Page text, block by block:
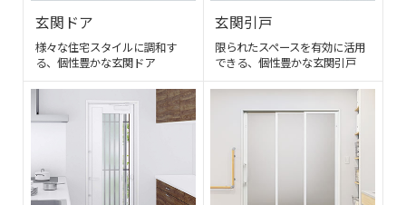
玄関ドア
様々な住宅スタイルに調和す
る、個性豊かな玄関ドア
玄関引戸
限られたスペースを有効に活用
できる、個性豊かな玄関引戸